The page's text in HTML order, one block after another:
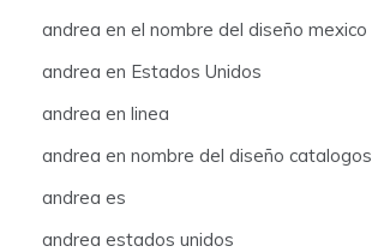
andrea en el nombre del diseño mexico
andrea en Estados Unidos
andrea en linea
andrea en nombre del diseño catalogos
andrea es
andrea estados unidos